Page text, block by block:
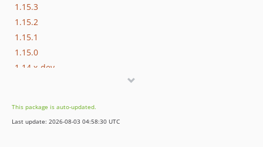
1.15.3
1.15.2
1.15.1
1.15.0
1.14.x-dev
1.13.x-dev
1.13.0
This package is auto-updated.
Last update: 2026-08-03 04:58:30 UTC